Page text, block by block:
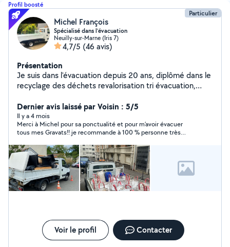
Profil boosté
Particulier
Michel François
Spécialisé dans l’évacuation
Neuilly-sur-Marne (Iris 7)
4,7/5 (46 avis)
Présentation
Je suis dans l'évacuation depuis 20 ans, diplômé dans le
recyclage des déchets revalorisation tri évacuation,
etc.
Dernier avis laissé par Voisin : 5/5
Il y a 4 mois
Merci à Michel pour sa ponctualité et pour m’avoir évacuer
tous mes Gravats!! je recommande à 100 % personne très
Voir le profil Contacter